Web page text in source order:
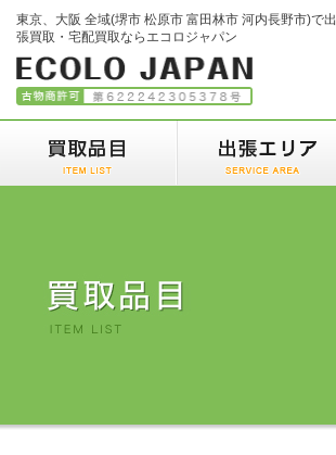
東京、大阪 全域(堺市 松原市 富田林市 河内長野市)で出
張買取・宅配買取ならエコロジャパン